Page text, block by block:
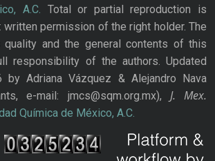
A.C. Total or partial reproduction is
permission of the right holder. The
quality and the general contents of this
responsibility of the authors. Updated
by Adriana Vázquez & Alejandro Nava
e-mail: jmcs@sqm.org.mx), J. Mex.
Química de México, A.C.